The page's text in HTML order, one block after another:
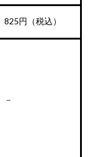
825円（税込）
－